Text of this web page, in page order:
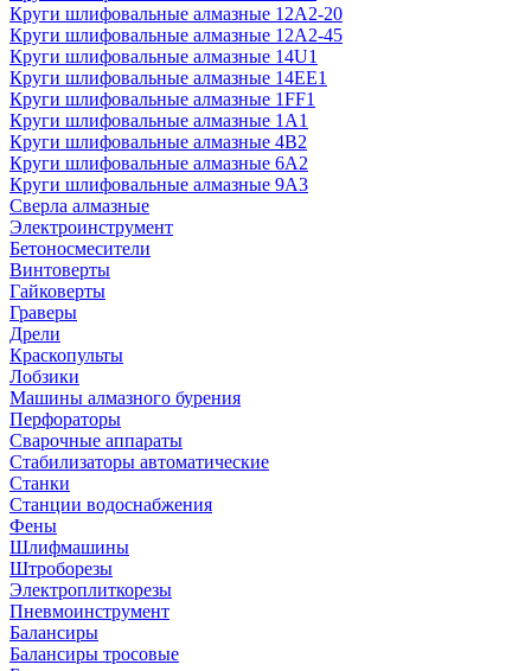
Круги шлифовальные алмазные 12А2-20
Круги шлифовальные алмазные 12А2-45
Круги шлифовальные алмазные 14U1
Круги шлифовальные алмазные 14ЕЕ1
Круги шлифовальные алмазные 1FF1
Круги шлифовальные алмазные 1А1
Круги шлифовальные алмазные 4В2
Круги шлифовальные алмазные 6A2
Круги шлифовальные алмазные 9А3
Сверла алмазные
Электроинструмент
Бетоносмесители
Винтоверты
Гайковерты
Граверы
Дрели
Краскопульты
Лобзики
Машины алмазного бурения
Перфораторы
Сварочные аппараты
Стабилизаторы автоматические
Станки
Станции водоснабжения
Фены
Шлифмашины
Штроборезы
Электроплиткорезы
Пневмоинструмент
Балансиры
Балансиры тросовые